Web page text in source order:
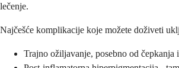
lečenje.
Najčešće komplikacije koje možete doživeti
Trajno ožiljavanje, posebno od čepkanja